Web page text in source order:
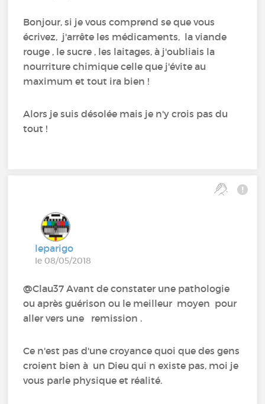
Bonjour, si je vous comprend se que vous
écrivez, j'arrête les médicaments, la viande
rouge , le sucre , les laitages, à j'oubliais la
nourriture chimique celle que j'évite au
maximum et tout ira bien !
Alors je suis désolée mais je n'y crois pas du
tout !
leparigo
le 08/05/2018
@Clau37 Avant de constater une pathologie
ou après guérison ou le meilleur moyen pour
aller vers une remission .
Ce n'est pas d'une croyance quoi que des gens
croient bien à un Dieu qui n existe pas, moi je
vous parle physique et réalité.